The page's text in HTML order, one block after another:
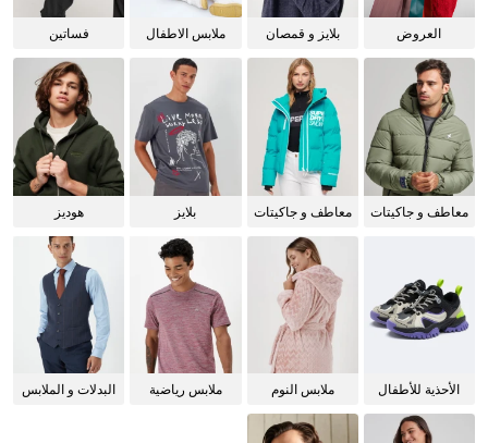
العروض
بلايز و قمصان
ملابس الاطفال فساتين
معاطف و جاكيتات
معاطف و جاكيتات
بلايز هوديز
الأحذية للأطفال
ملابس النوم
ملابس رياضية
البدلات و الملابس